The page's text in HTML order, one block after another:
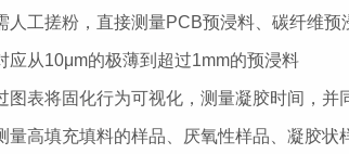
人工搓粉，直接测量PCB预浸料、碳纤维预
应从10μm的极薄到超过1mm的预浸料
图表将固化行为可视化，测量凝胶时间，并
量高填充填料的样品、厌氧性样品、凝胶状